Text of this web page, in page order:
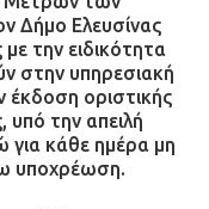
Δήμο Ελευσίνας
την ειδικότητα
στην υπηρεσιακή
έκδοση οριστικής
υπό την απειλή
για κάθε ημέρα μη
υποχρέωση.